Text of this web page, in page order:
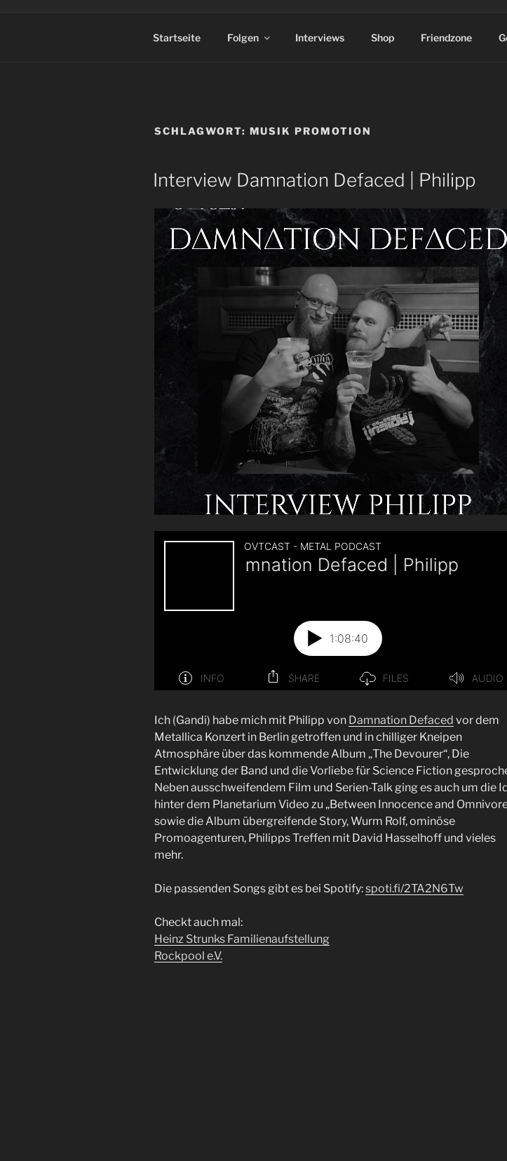
Startseite Folgen Interviews Shop Friendzone
SCHLAGWORT: MUSIK PROMOTION
Interview Damnation Defaced | Philipp
Ich (Gandi) habe mich mit Philipp von Damnation Defaced vor dem
Metallica Konzert in Berlin getroffen und in chilliger Kneipen
Atmosphäre über das kommende Album „The Devourer“, Die
Entwicklung der Band und die Vorliebe für Science Fiction
Neben ausschweifendem Film und Serien-Talk ging es auch um die
hinter dem Planetarium Video zu „Between Innocence and
sowie die Album übergreifende Story, Wurm Rolf, ominöse
Promoagenturen, Philipps Treffen mit David Hasselhoff und vieles
mehr.
Die passenden Songs gibt es bei Spotify:spoti.fi/2TA2N6Tw
Checkt auch mal:
Heinz Strunks Familienaufstellung
Rockpool e.V.